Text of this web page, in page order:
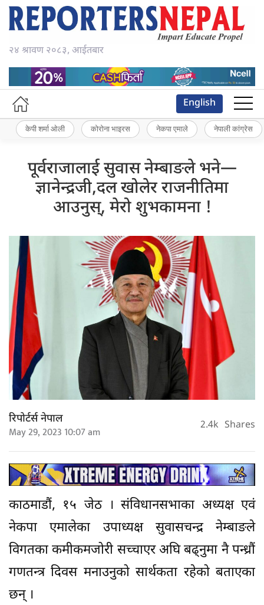
२४ श्रावण २०८३, आईतबार
English
केपी शर्मा ओली कोरोना भाइरस नेकपा एमाले नेपाली कांग्रेस
पूर्वराजालाई सुवास नेम्बाङले भने—
ज्ञानेन्द्रजी,दल खोलेर राजनीतिमा
आउनुस्, मेरो शुभकामना !
रिपोर्टर्स नेपाल
May 29, 2023 10:07 am 2.4k Shares
काठमाडौं, १५ जेठ । संविधानसभाका अध्यक्ष एवं
नेकपा एमालेका उपाध्यक्ष सुवासचन्द्र नेम्बाङले
विगतका कमीकमजोरी सच्चाएर अघि बढ्नुमा नै पन्ध्रौं
गणतन्त्र दिवस मनाउनुको सार्थकता रहेको बताएका
छन् ।